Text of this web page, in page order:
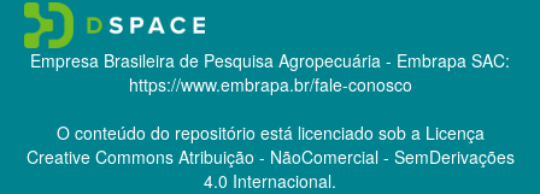
Empresa Brasileira de Pesquisa Agropecuária - Embrapa SAC:
https://www.embrapa.br/fale-conosco
O conteúdo do repositório está licenciado sob a Licença
Creative CommonsAtribuição - NãoComercial - SemDerivações
4.0 Internacional.